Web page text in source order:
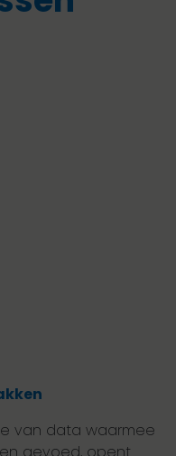
van data waarmee
gevoed, opent